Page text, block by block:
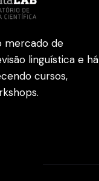
mercado de
linguística e há
cursos,